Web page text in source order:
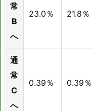
常
B
へ
23.0％ 21.8％
通
常
C
へ
0.39％ 0.39％